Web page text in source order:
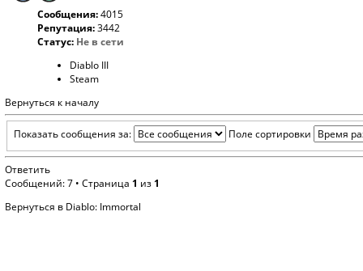
Сообщения:4015
Репутация:3442
Статус: Не в сети
Diablo III
Steam
Вернуться к началу
Показать сообщения за: Поле сортировки
Ответить
Сообщений: 7 • Страница 1 из 1
Вернуться в Diablo: Immortal